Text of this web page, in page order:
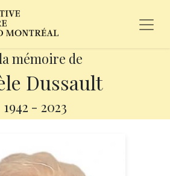
mémoire de
Dussault
1942 - 2023